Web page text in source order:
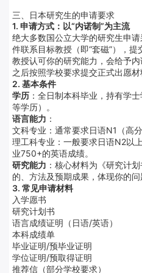
三、日本研究生的申请要求
1. 申请方式：以“内诺制”为主流
绝大多数国公立大学的研究生申
件联系目标教授（即“套磁”），
教授认可你的研究能力，会给予
之后按照学校要求提交正式出愿材
2. 基本条件
学历 ：全日制本科毕业，持有学
等学历）。
语言能力 ：
文科专业：通常要求日语N1（高分
理工科专业：一般要求日语N2以
业750+的英语成绩。
研究能力 ：核心材料为《研究计
的、方法及预期成果，体现你的问
3. 常见申请材料
入学愿书
研究计划书
语言成绩证明（日语/英语）
本科成绩单
毕业证明/预毕业证明
学位证明/预取得证明
推荐信（部分学校要求）